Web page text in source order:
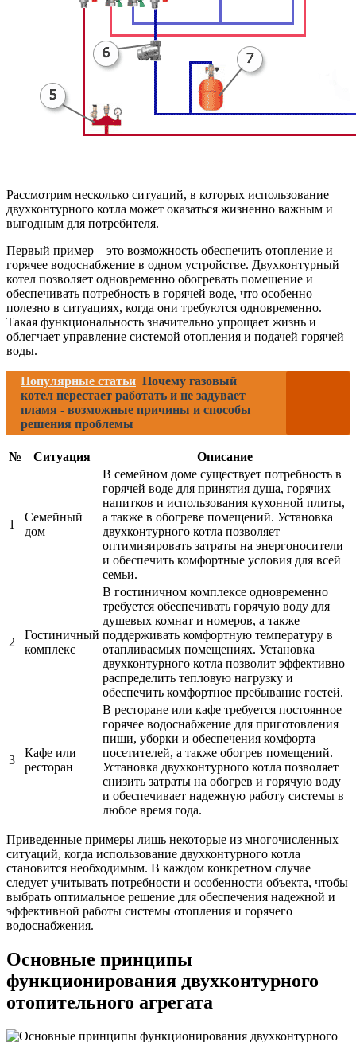
Рассмотрим несколько ситуаций, в которых использование
двухконтурного котла может оказаться жизненно важным и
выгодным для потребителя.
Первый пример – это возможность обеспечить отопление и
горячее водоснабжение в одном устройстве. Двухконтурный
котел позволяет одновременно обогревать помещение и
обеспечивать потребность в горячей воде, что особенно
полезно в ситуациях, когда они требуются одновременно.
Такая функциональность значительно упрощает жизнь и
облегчает управление системой отопления и подачей горячей
воды.
Популярные статьи Почему газовый
котел перестает работать и не задувает
пламя - возможные причины и способы
решения проблемы
№ Ситуация Описание
1
Семейный
дом
В семейном доме существует потребность в
горячей воде для принятия душа, горячих
напитков и использования кухонной плиты,
а также в обогреве помещений. Установка
двухконтурного котла позволяет
оптимизировать затраты на энергоносители
и обеспечить комфортные условия для всей
семьи.
2
Гостиничный
комплекс
В гостиничном комплексе одновременно
требуется обеспечивать горячую воду для
душевых комнат и номеров, а также
поддерживать комфортную температуру в
отапливаемых помещениях. Установка
двухконтурного котла позволит эффективно
распределить тепловую нагрузку и
обеспечить комфортное пребывание гостей.
3
Кафе или
ресторан
В ресторане или кафе требуется постоянное
горячее водоснабжение для приготовления
пищи, уборки и обеспечения комфорта
посетителей, а также обогрев помещений.
Установка двухконтурного котла позволяет
снизить затраты на обогрев и горячую воду
и обеспечивает надежную работу системы в
любое время года.
Приведенные примеры лишь некоторые из многочисленных
ситуаций, когда использование двухконтурного котла
становится необходимым. В каждом конкретном случае
следует учитывать потребности и особенности объекта, чтобы
выбрать оптимальное решение для обеспечения надежной и
эффективной работы системы отопления и горячего
водоснабжения.
Основные принципы
функционирования двухконтурного
отопительного агрегата